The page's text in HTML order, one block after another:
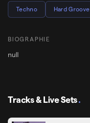
Techno Hard Groove
BIOGRAPHIE
null
Tracks & Live Sets.